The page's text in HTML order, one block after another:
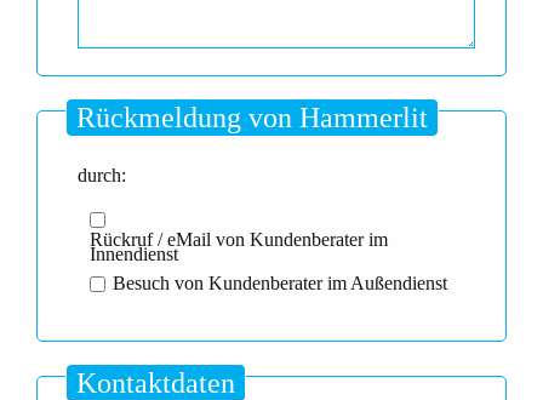
Rückmeldung von Hammerlit
durch:
Rückruf / eMail von Kundenberater im
Innendienst
Besuch von Kundenberater im Außendienst
Kontaktdaten